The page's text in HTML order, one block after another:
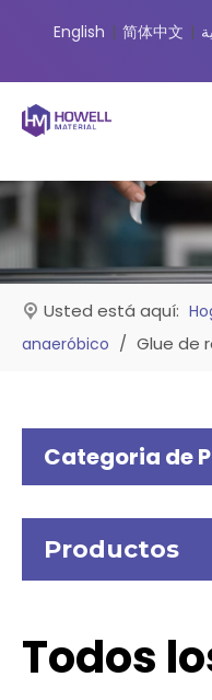
English | 简体中文 |
Usted está aquí:
anaeróbico / Glue de
Categoria de
Productos
Todos